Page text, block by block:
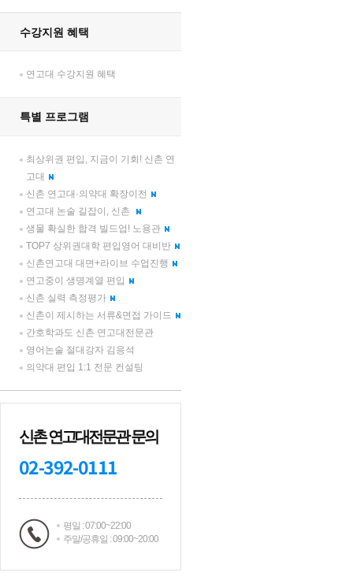
수강지원 혜택
연고대 수강지원 혜택
특별 프로그램
최상위권 편입, 지금이 기회! 신촌 연
고대
신촌 연고대·의약대 확장이전
연고대 논술 길잡이, 신촌
생물 확실한 합격 빌드업! 노용관
TOP7 상위권대학 편입영어 대비반
신촌연고대 대면+라이브 수업진행
연고중이 생명계열 편입
신촌 실력 측정평가
신촌이 제시하는 서류&면접 가이드
간호학과도 신촌 연고대전문관
영어논술 절대강자 김응석
의약대 편입 1:1 전문 컨설팅
신촌 연고대전문관 문의
02-392-0111
평일 : 07:00~22:00
주말/공휴일 : 09:00~20:00